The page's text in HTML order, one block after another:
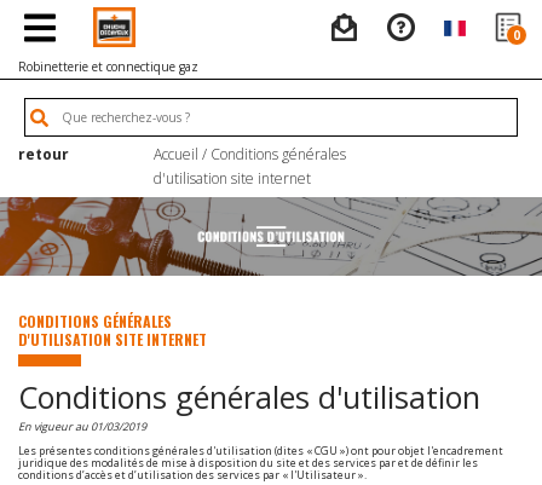
0
Robinetterie et connectique gaz
retour Accueil / Conditions générales
d'utilisation site internet
CONDITIONS GÉNÉRALES
D'UTILISATION SITE INTERNET
Conditions générales d'utilisation
En vigueur au 01/03/2019
Les présentes conditions générales d'utilisation (dites « CGU ») ont pour objet l'encadrement
juridique des modalités de mise à disposition du site et des services par et de définir les
conditions d’accès et d’utilisation des services par « l'Utilisateur ».